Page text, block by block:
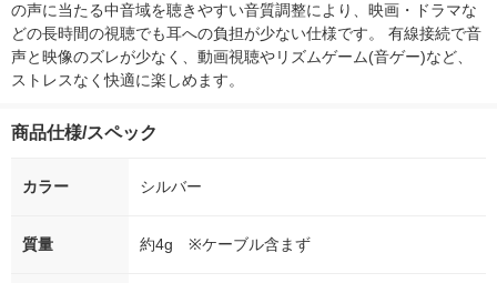
の声に当たる中音域を聴きやすい音質調整により、映画・ドラマな
どの長時間の視聴でも耳への負担が少ない仕様です。 有線接続で音
声と映像のズレが少なく、動画視聴やリズムゲーム(音ゲー)など、
ストレスなく快適に楽しめます。
商品仕様/スペック
カラー シルバー
質量 約4g ※ケーブル含まず